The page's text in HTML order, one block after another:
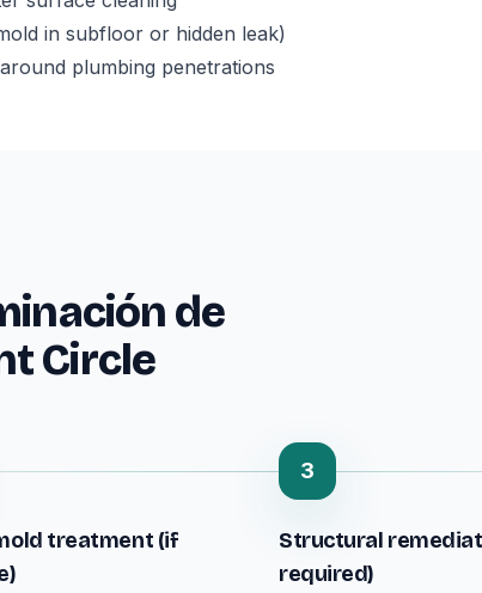
in subfloor or hidden leak)
plumbing penetrations
de
Circle
treatment (if
3
Structural
required)